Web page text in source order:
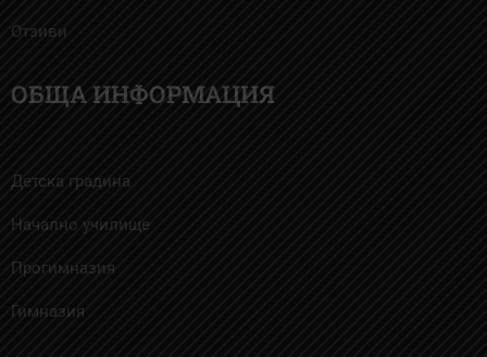
Отзиви
ОБЩА ИНФОРМАЦИЯ
Детска градина
Начално училище
Прогимназия
Гимназия